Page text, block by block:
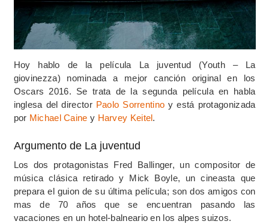
Hoy hablo de la película La juventud (Youth – La
giovinezza) nominada a mejor canción original en los
Oscars 2016. Se trata de la segunda película en habla
inglesa del director Paolo Sorrentino y está protagonizada
por Michael Caine y Harvey Keitel.
Argumento de La juventud
Los dos protagonistas Fred Ballinger, un compositor de
música clásica retirado y Mick Boyle, un cineasta que
prepara el guion de su última película; son dos amigos con
mas de 70 años que se encuentran pasando las
vacaciones en un hotel-balneario en los alpes suizos.